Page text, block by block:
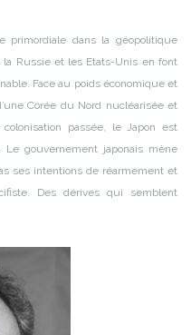
primordiale dans la géopolitique
la Russie et les Etats-Unis en font
Face au poids économique et
Corée du Nord nucléarisée et
passée, le Japon est
gouvernement japonais mène
ses intentions de réarmement et
Des dérives qui semblent